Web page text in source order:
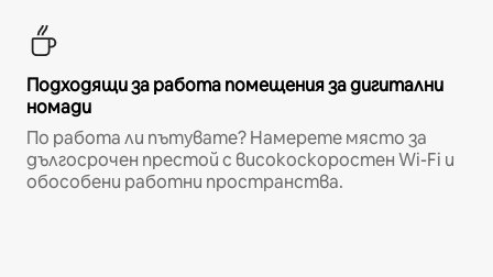
Подходящи за работа помещения за дигитални
номади
По работа ли пътувате? Намерете място за
дългосрочен престой с високоскоростен Wi-Fi и
обособени работни пространства.